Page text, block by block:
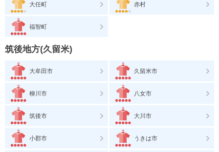
大任町 赤村
福智町
筑後地方(久留米)
大牟田市 久留米市
柳川市 八女市
筑後市 大川市
小郡市 うきは市